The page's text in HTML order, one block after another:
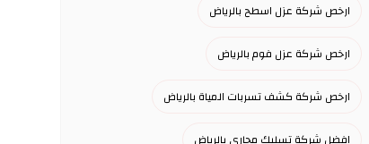
ارخص شركة عزل اسطح بالرياض
ارخص شركة عزل فوم بالرياض
ارخص شركة كشف تسربات المياة بالرياض
افضل شركة تسليك مجاري بالرياض